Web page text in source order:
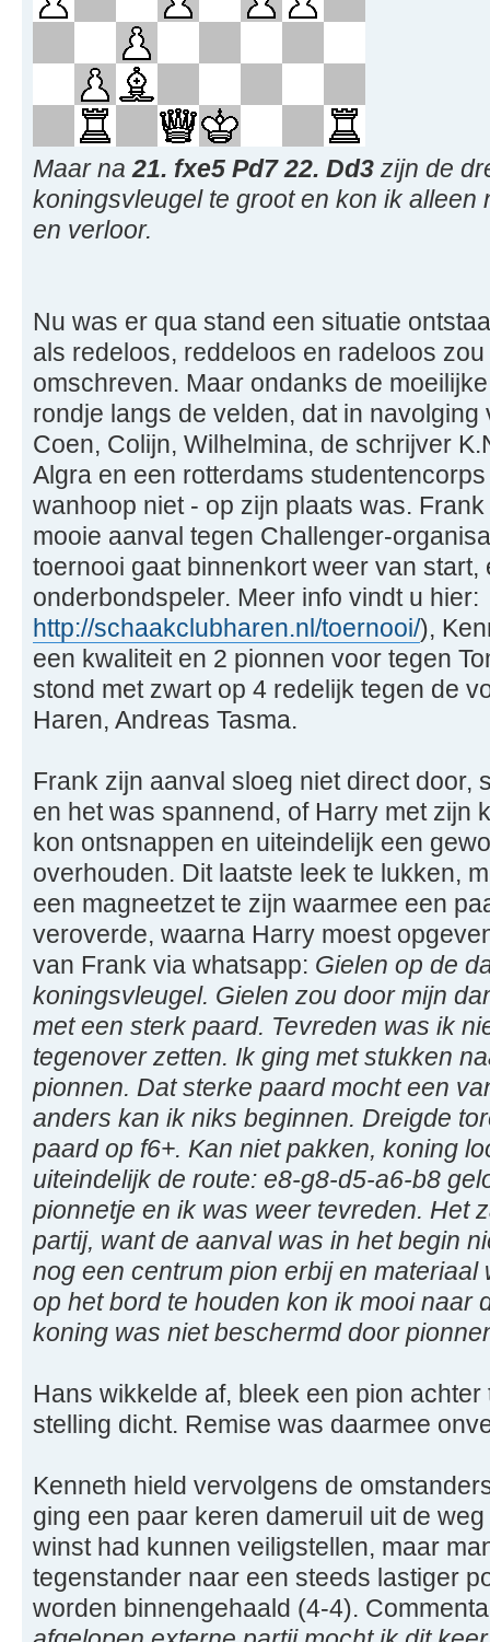
Maar na 21. fxe5 Pd7 22. Dd3 zijn de
koningsvleugel te groot en kon ik alleen
en verloor.
Nu was er qua stand een situatie
als redeloos, reddeloos en radeloos
omschreven. Maar ondanks de
rondje langs de velden, dat in
Coen, Colijn, Wilhelmina, de schrijver
Algra en een rotterdams
wanhoop niet - op zijn plaats was.
mooie aanval tegen Challenger-
toernooi gaat binnenkort weer van
onderbondspeler. Meer info vindt u hier:
http://schaakclubharen.nl/toernooi/),
een kwaliteit en 2 pionnen voor tegen
stond met zwart op 4 redelijk tegen de
Haren, Andreas Tasma.
Frank zijn aanval sloeg niet direct door,
en het was spannend, of Harry met zijn
kon ontsnappen en uiteindelijk een
overhouden. Dit laatste leek te lukken,
een magneetzet te zijn waarmee een
veroverde, waarna Harry moest
van Frank via whatsapp: Gielen op de
koningsvleugel. Gielen zou door mijn
met een sterk paard. Tevreden was ik
tegenover zetten. Ik ging met stukken
pionnen. Dat sterke paard mocht een
anders kan ik niks beginnen. Dreigde
paard op f6+. Kan niet pakken, koning
uiteindelijk de route: e8-g8-d5-a6-b8
pionnetje en ik was weer tevreden. Het
partij, want de aanval was in het begin
nog een centrum pion erbij en
op het bord te houden kon ik mooi naar
koning was niet beschermd door
Hans wikkelde af, bleek een pion
stelling dicht. Remise was daarmee
Kenneth hield vervolgens de
ging een paar keren dameruil uit de
winst had kunnen veiligstellen, maar
tegenstander naar een steeds lastiger
worden binnengehaald (4-4).